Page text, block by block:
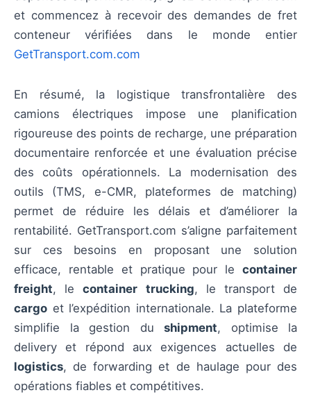
et commencez à recevoir des demandes de fret
conteneur vérifiées dans le monde entier
GetTransport.com.com
En résumé, la logistique transfrontalière des
camions électriques impose une planification
rigoureuse des points de recharge, une préparation
documentaire renforcée et une évaluation précise
des coûts opérationnels. La modernisation des
outils (TMS, e-CMR, plateformes de matching)
permet de réduire les délais et d’améliorer la
rentabilité. GetTransport.com s’aligne parfaitement
sur ces besoins en proposant une solution
efficace, rentable et pratique pour le container
freight, lecontainer trucking, le transport de
cargo et l’expédition internationale. La plateforme
simplifie la gestion du shipment, optimise la
delivery et répond aux exigences actuelles de
logistics, de forwarding et de haulage pour des
opérations fiables et compétitives.